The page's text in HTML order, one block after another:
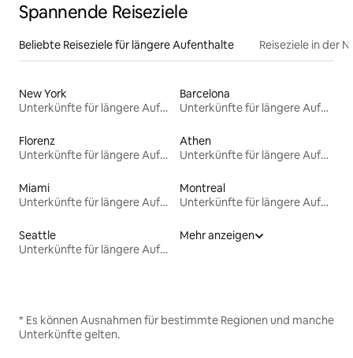
Spannende Reiseziele
Beliebte Reiseziele für längere Aufenthalte Reiseziele in der
New York
Unterkünfte für längere Aufenthalte
Barcelona
Unterkünfte für längere Aufenthalte
Florenz
Unterkünfte für längere Aufenthalte
Athen
Unterkünfte für längere Aufenthalte
Miami
Unterkünfte für längere Aufenthalte
Montreal
Unterkünfte für längere Aufenthalte
Seattle
Unterkünfte für längere Aufenthalte
Mehr anzeigen
* Es können Ausnahmen für bestimmte Regionen und manche
Unterkünfte gelten.